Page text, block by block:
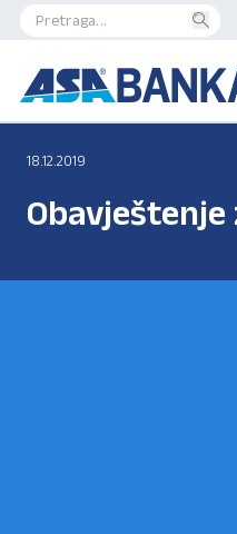
18.12.2019